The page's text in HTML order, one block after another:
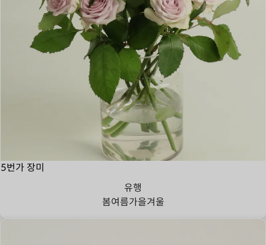
5번가 장미
유행
봄여름가을겨울